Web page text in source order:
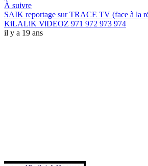
À suivre
SAIK reportage sur TRACE TV (face à la
KiLALiK ViDEOZ 971 972 973 974
il y a 19 ans